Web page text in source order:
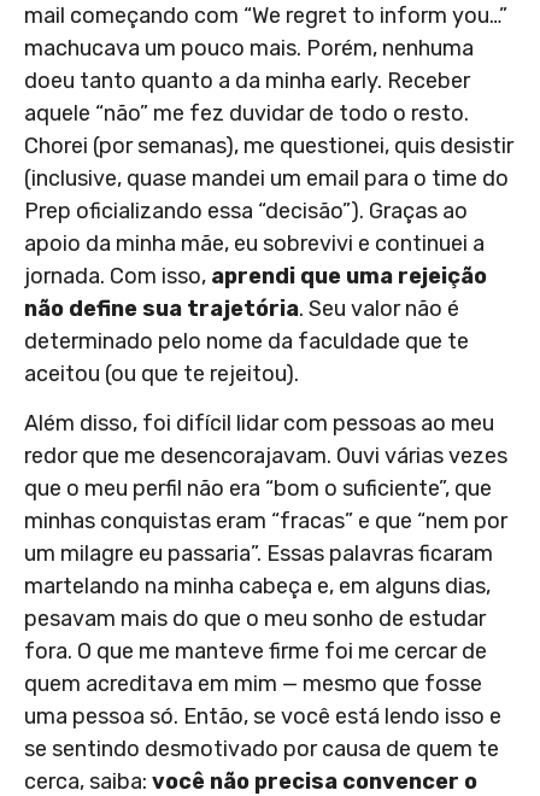
mail começando com “We regret to inform you…”
machucava um pouco mais. Porém, nenhuma
doeu tanto quanto a da minha early. Receber
aquele “não” me fez duvidar de todo o resto.
Chorei (por semanas), me questionei, quis desistir
(inclusive, quase mandei um email para o time do
Prep oficializando essa “decisão”). Graças ao
apoio da minha mãe, eu sobrevivi e continuei a
jornada. Com isso, aprendi que uma rejeição
não define sua trajetória. Seu valor não é
determinado pelo nome da faculdade que te
aceitou (ou que te rejeitou).
Além disso, foi difícil lidar com pessoas ao meu
redor que me desencorajavam. Ouvi várias vezes
que o meu perfil não era “bom o suficiente”, que
minhas conquistas eram “fracas” e que “nem por
um milagre eu passaria”. Essas palavras ficaram
martelando na minha cabeça e, em alguns dias,
pesavam mais do que o meu sonho de estudar
fora. O que me manteve firme foi me cercar de
quem acreditava em mim — mesmo que fosse
uma pessoa só. Então, se você está lendo isso e
se sentindo desmotivado por causa de quem te
cerca, saiba: você não precisa convencer o